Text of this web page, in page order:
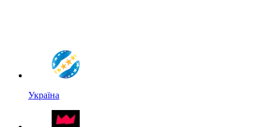
Україна